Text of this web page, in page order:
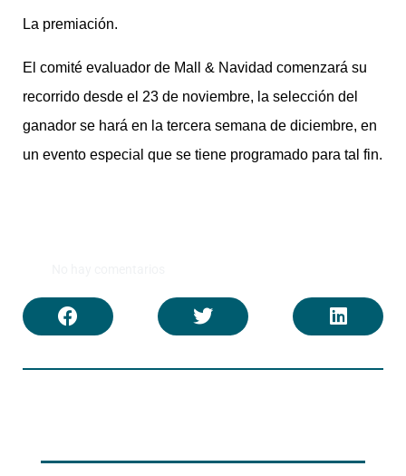
La premiación.
El comité evaluador de Mall & Navidad comenzará su
recorrido desde el 23 de noviembre, la selección del
ganador se hará en la tercera semana de diciembre, en
un evento especial que se tiene programado para tal fin.